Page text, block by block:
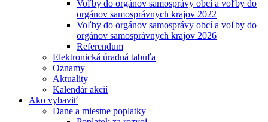
Voľby do orgánov samosprávy obcí a voľby do
orgánov samosprávnych krajov 2022
Voľby do orgánov samosprávy obcí a voľby do
orgánov samosprávnych krajov 2026
Referendum
Elektronická úradná tabuľa
Oznamy
Aktuality
Kalendár akcií
Ako vybaviť
Dane a miestne poplatky